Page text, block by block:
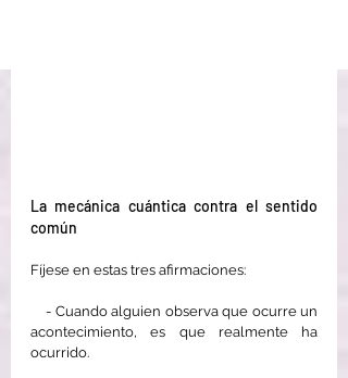
La mecánica cuántica contra el sentido
común
Fíjese en estas tres afirmaciones:
acontecimiento, es que realmente ha
ocurrido.